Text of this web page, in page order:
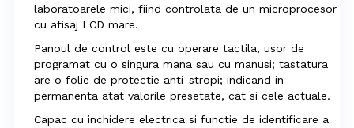
laboratoarele mici, fiind controlata de un microprocesor
cu afisaj LCD mare.
Panoul de control este cu operare tactila, usor de
programat cu o singura mana sau cu manusi; tastatura
are o folie de protectie anti-stropi; indicand in
permanenta atat valorile presetate, cat si cele actuale.
Capac cu inchidere electrica si functie de identificare a